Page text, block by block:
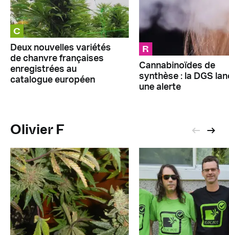
C
Deux nouvelles variétés
de chanvre françaises
enregistrées au
catalogue européen
R
Cannabinoïdes de
synthèse : la DGS
une alerte
Olivier F